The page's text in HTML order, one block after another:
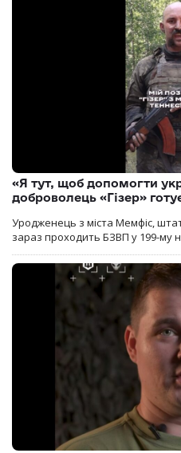
«Я тут, щоб допомогти
доброволець «Гізер»
Уродженець з міста Мемфіс,
зараз проходить БЗВП у 199-му